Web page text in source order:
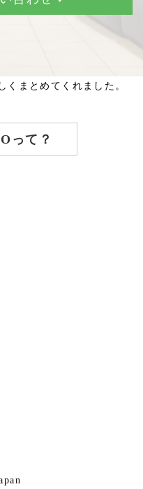
まとめてくれました。
って？